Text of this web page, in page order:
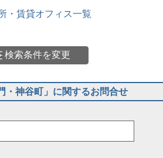
・賃貸オフィス一覧
検索条件を変更
・神谷町」に関するお問合せ